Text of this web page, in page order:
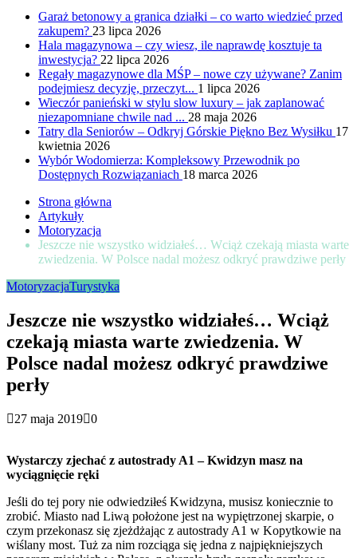
Garaż betonowy a granica działki – co warto wiedzieć przed
zakupem? 23 lipca 2026
Hala magazynowa – czy wiesz, ile naprawdę kosztuje ta
inwestycja? 22 lipca 2026
Regały magazynowe dla MŚP – nowe czy używane? Zanim
podejmiesz decyzję, przeczyt... 1 lipca 2026
Wieczór panieński w stylu slow luxury – jak zaplanować
niezapomniane chwile nad ... 28 maja 2026
Tatry dla Seniorów – Odkryj Górskie Piękno Bez Wysiłku 17
kwietnia 2026
Wybór Wodomierza: Kompleksowy Przewodnik po
Dostępnych Rozwiązaniach 18 marca 2026
Strona główna
Artykuły
Motoryzacja
Jeszcze nie wszystko widziałeś… Wciąż czekają miasta warte
zwiedzenia. W Polsce nadal możesz odkryć prawdziwe perły
MotoryzacjaTurystyka
Jeszcze nie wszystko widziałeś… Wciąż
czekają miasta warte zwiedzenia. W
Polsce nadal możesz odkryć prawdziwe
perły
27 maja 2019 0
Wystarczy zjechać z autostrady A1 – Kwidzyn masz na
wyciągnięcie ręki
Jeśli do tej pory nie odwiedziłeś Kwidzyna, musisz koniecznie to
zrobić. Miasto nad Liwą położone jest na wypiętrzonej skarpie, o
czym przekonasz się zjeżdżając z autostrady A1 w Kopytkowie na
wiślany most. Tuż za nim rozciąga się jedna z najpiękniejszych